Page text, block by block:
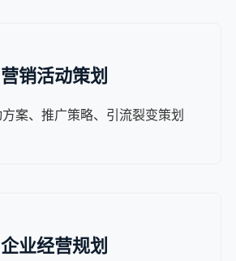
营销活动策划
案、推广策略、引流裂变策划
企业经营规划